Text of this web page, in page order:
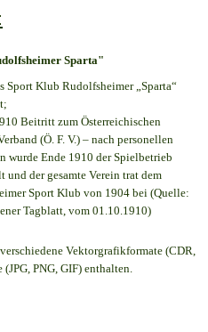
Sparta"
Sport Klub Rudolfsheimer „Sparta“
Beitritt zum Österreichischen
(Ö. F. V.) – nach personellen
wurde Ende 1910 der Spielbetrieb
und der gesamte Verein trat dem
Sport Klub von 1904 bei (Quelle:
Tagblatt, vom 01.10.1910)
Vektorgrafikformate (CDR,
PNG, GIF) enthalten.